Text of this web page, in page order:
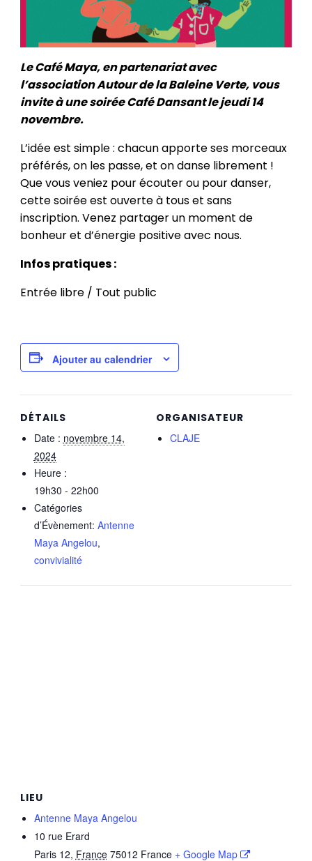
Le Café Maya, en partenariat avec
l’association Autour de la Baleine Verte, vous
invite à une soirée Café Dansant le jeudi 14
novembre.
L’idée est simple : chacun apporte ses morceaux
préférés, on les passe, et on danse librement !
Que vous veniez pour écouter ou pour danser,
cette soirée est ouverte à tous et sans
inscription. Venez partager un moment de
bonheur et d’énergie positive avec nous.
Infos pratiques :
Entrée libre / Tout public
Ajouter au calendrier
DÉTAILS
Date : novembre 14,
2024
Heure :
19h30 - 22h00
Catégories
d’Évènement: Antenne
Maya Angelou,
convivialité
ORGANISATEUR
CLAJE
LIEU
Antenne Maya Angelou
10 rue Erard
Paris 12, France 75012 France + Google Map